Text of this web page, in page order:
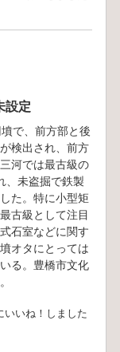
設定
で、前方部と後
検出され、前方
河では最古級の
、未盗掘で鉄製
た。特に小型矩
古級として注目
石室などに関す
オタにとっては
る。豊橋市文化
いいね！しました